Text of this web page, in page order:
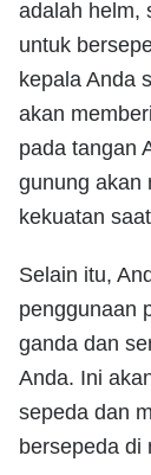
adalah helm,
untuk
kepala Anda
akan
pada tangan
gunung akan
kekuatan
Selain itu,
penggunaan
ganda dan
Anda. Ini
sepeda dan
bersepeda di